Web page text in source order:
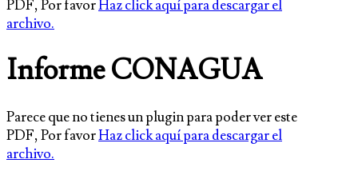
PDF, Por favorHaz click aquí para descargar el
archivo.
Informe CONAGUA
Parece que no tienes un plugin para poder ver este
PDF, Por favorHaz click aquí para descargar el
archivo.